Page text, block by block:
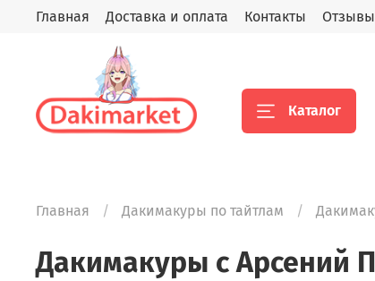
Главная Доставка и оплата Контакты Отзывы
Каталог
Главная Дакимакуры по тайтлам
Дакимакуры с Арсений